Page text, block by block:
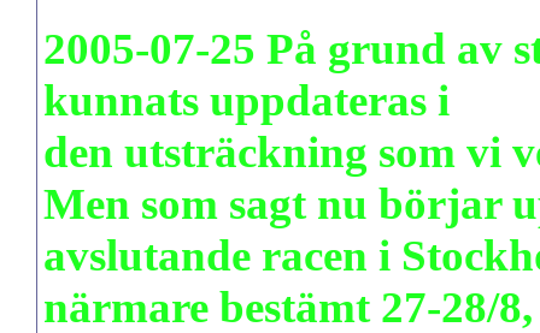
2005-07-25 På grund av
kunnats uppdateras i
den utsträckning som vi
Men som sagt nu börjar
avslutande racen i
närmare bestämt 27-28/